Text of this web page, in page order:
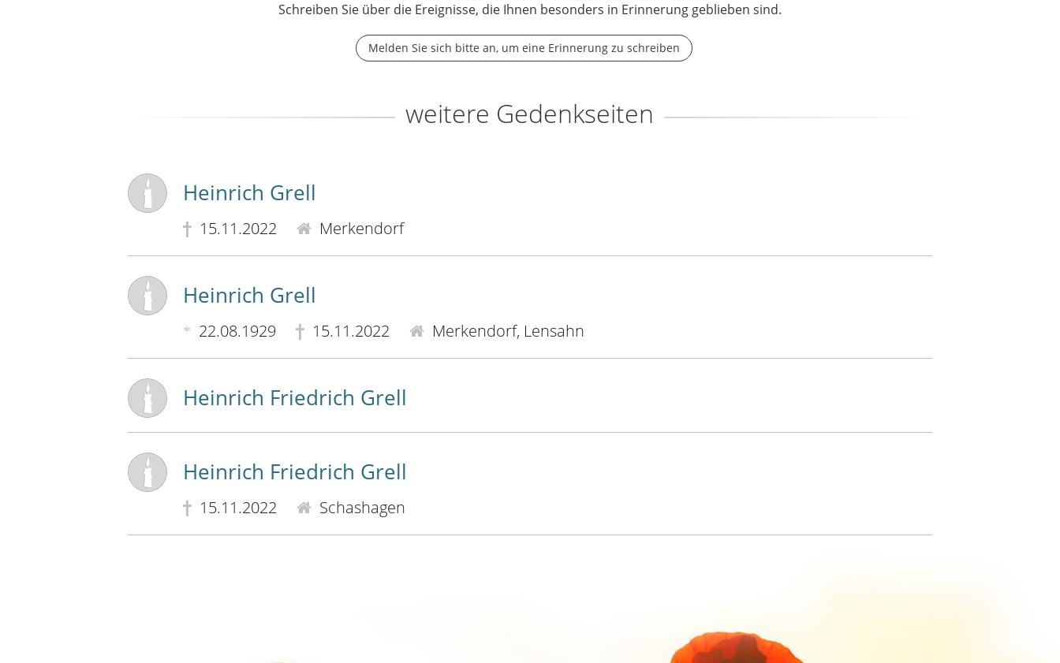
Schreiben Sie über die Ereignisse, die Ihnen besonders in Erinnerung geblieben sind.
Melden Sie sich bitte an, um eine Erinnerung zu schreiben
weitere Gedenkseiten
Heinrich Grell
15.11.2022 Merkendorf
Heinrich Grell
22.08.1929 15.11.2022 Merkendorf, Lensahn
Heinrich Friedrich Grell
Heinrich Friedrich Grell
15.11.2022 Schashagen